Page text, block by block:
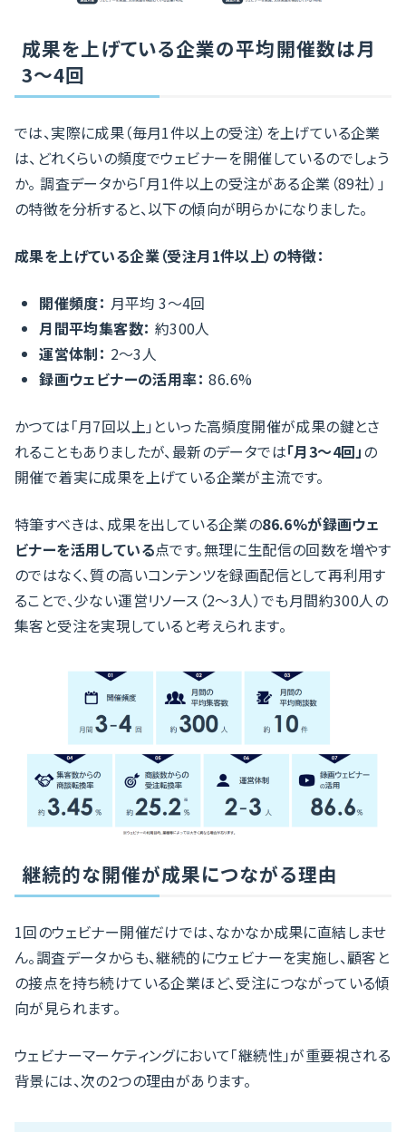
成果を上げている企業の平均開催数は月
3〜4回
では、実際に成果（毎月1件以上の受注）を上げている企業
は、どれくらいの頻度でウェビナーを開催しているのでしょう
か。 調査データから「月1件以上の受注がある企業（89社）」
の特徴を分析すると、以下の傾向が明らかになりました。
成果を上げている企業（受注月1件以上）の特徴：
開催頻度： 月平均 3〜4回
月間平均集客数： 約300人
運営体制： 2〜3人
録画ウェビナーの活用率： 86.6%
かつては「月7回以上」といった高頻度開催が成果の鍵とさ
れることもありましたが、最新のデータでは「月3〜4回」の
開催で着実に成果を上げている企業が主流です。
特筆すべきは、成果を出している企業の86.6%が録画ウェ
ビナーを活用している点です。無理に生配信の回数を増やす
のではなく、質の高いコンテンツを録画配信として再利用す
ることで、少ない運営リソース（2〜3人）でも月間約300人の
集客と受注を実現していると考えられます。
継続的な開催が成果につながる理由
1回のウェビナー開催だけでは、なかなか成果に直結しませ
ん。調査データからも、継続的にウェビナーを実施し、顧客と
の接点を持ち続けている企業ほど、受注につながっている傾
向が見られます。
ウェビナーマーケティングにおいて「継続性」が重要視される
背景には、次の2つの理由があります。